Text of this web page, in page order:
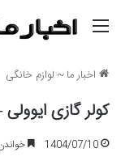
اخبار ما~ لوازم خانگی
کولر گازی
1404/07/10 خواندن این